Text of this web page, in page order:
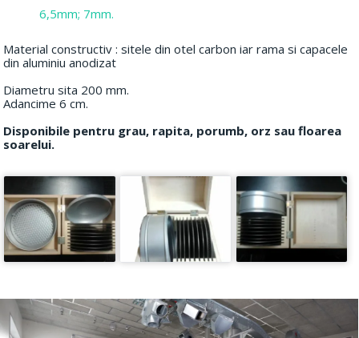
6,5mm; 7mm.
Material constructiv : sitele din otel carbon iar rama si capacele
din aluminiu anodizat
Diametru sita 200 mm.
Adancime 6 cm.
Disponibile pentru grau, rapita, porumb, orz sau floarea
soarelui.